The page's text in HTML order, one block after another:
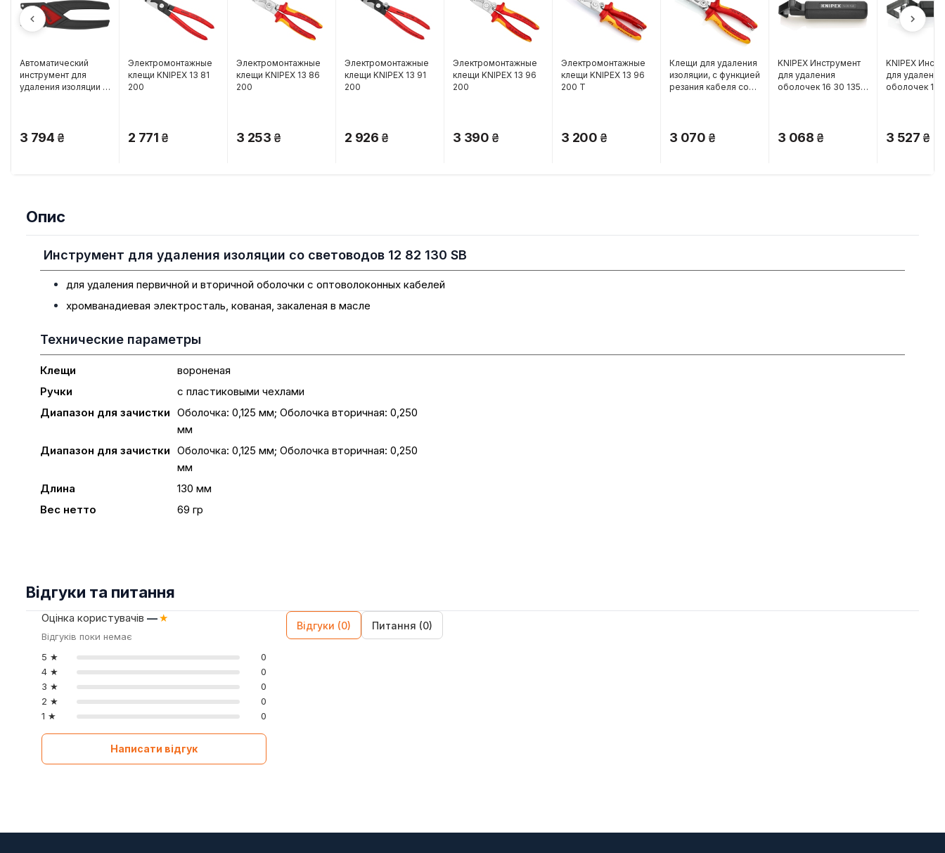
Автоматический
инструмент для
удаления изоляции с
3 794
Электромонтажные
клещи KNIPEX 13 81
200
2 771
Электромонтажные
клещи KNIPEX 13 86
200
3 253
Электромонтажные
клещи KNIPEX 13 91
200
2 926
Электромонтажные
клещи KNIPEX 13 96
200
3 390
Электромонтажные
клещи KNIPEX 13 96
200 T
3 200
Клещи для удаления
изоляции, с функцией
резания кабеля со
3 070
KNIPEX Инструмент
для удаления
оболочек 16 30 135
3 068
KNIPEX
для удаления
оболочек 16
3 527
Опис
Инструмент для удаления изоляции со световодов 12 82 130 SB
для удаления первичной и вторичной оболочки с оптоволоконных кабелей
хромванадиевая электросталь, кованая, закаленая в масле
Технические параметры
Клещи
вороненая
Ручки
с пластиковыми чехлами
Диапазон для зачистки Оболочка: 0,125 мм; Оболочка вторичная: 0,250
мм
Диапазон для зачистки Оболочка: 0,125 мм; Оболочка вторичная: 0,250
мм
Длина
130 мм
Вес нетто
69 гр
Відгуки та питання
Оцінка користувачів —★
Відгуків поки немає
5 ★
0
4 ★
0
3 ★
0
2 ★
0
1 ★
0
Написати відгук
Відгуки (0) Питання (0)